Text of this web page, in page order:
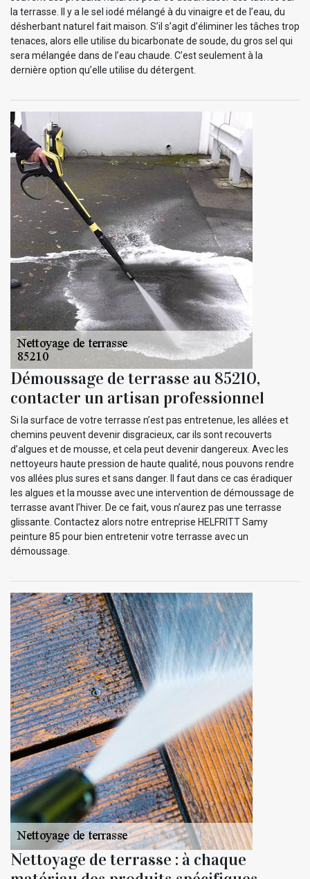
la terrasse. Il y a le sel iodé mélangé à du vinaigre et de l’eau, du
désherbant naturel fait maison. S’il s’agit d’éliminer les tâches trop
tenaces, alors elle utilise du bicarbonate de soude, du gros sel qui
sera mélangée dans de l’eau chaude. C’est seulement à la
dernière option qu’elle utilise du détergent.
Démoussage de terrasse au 85210,
contacter un artisan professionnel
Si la surface de votre terrasse n’est pas entretenue, les allées et
chemins peuvent devenir disgracieux, car ils sont recouverts
d’algues et de mousse, et cela peut devenir dangereux. Avec les
nettoyeurs haute pression de haute qualité, nous pouvons rendre
vos allées plus sures et sans danger. Il faut dans ce cas éradiquer
les algues et la mousse avec une intervention de démoussage de
terrasse avant l’hiver. De ce fait, vous n’aurez pas une terrasse
glissante. Contactez alors notre entreprise HELFRITT Samy
peinture 85 pour bien entretenir votre terrasse avec un
démoussage.
Nettoyage de terrasse : à chaque